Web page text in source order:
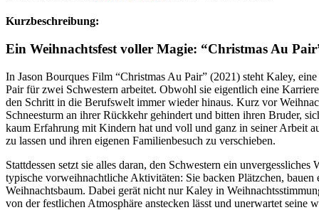
Kurzbeschreibung:
Ein Weihnachtsfest voller Magie: “Christmas Au
In Jason Bourques Film “Christmas Au Pair” (2021) steht Kaley,
Pair für zwei Schwestern arbeitet. Obwohl sie eigentlich eine
den Schritt in die Berufswelt immer wieder hinaus. Kurz vor
Schneesturm an ihrer Rückkehr gehindert und bitten ihren Bruder,
kaum Erfahrung mit Kindern hat und voll und ganz in seiner Arbeit
zu lassen und ihren eigenen Familienbesuch zu verschieben.
Stattdessen setzt sie alles daran, den Schwestern ein
typische vorweihnachtliche Aktivitäten: Sie backen Plätzchen, bauen
Weihnachtsbaum. Dabei gerät nicht nur Kaley in
von der festlichen Atmosphäre anstecken lässt und unerwartet seine